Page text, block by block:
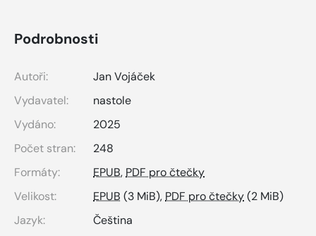
Podrobnosti
Autoři:
Jan Vojáček
Vydavatel:
nastole
Vydáno:
2025
Počet stran:
248
Formáty:
EPUB, PDF pro čtečky
Velikost:
EPUB (3 MiB), PDF pro čtečky(2 MiB)
Jazyk:
Čeština